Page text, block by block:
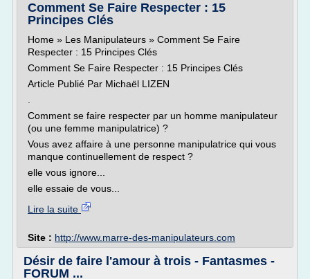
Comment Se Faire Respecter : 15
Principes Clés
Home » Les Manipulateurs » Comment Se Faire
Respecter : 15 Principes Clés
Comment Se Faire Respecter : 15 Principes Clés
Article Publié Par Michaël LIZEN
Comment se faire respecter par un homme manipulateur
(ou une femme manipulatrice) ?
Vous avez affaire à une personne manipulatrice qui vous
manque continuellement de respect ?
elle vous ignore...
elle essaie de vous...
Lire la suite
Site : http://www.marre-des-manipulateurs.com
Désir de faire l'amour à trois - Fantasmes -
FORUM ...